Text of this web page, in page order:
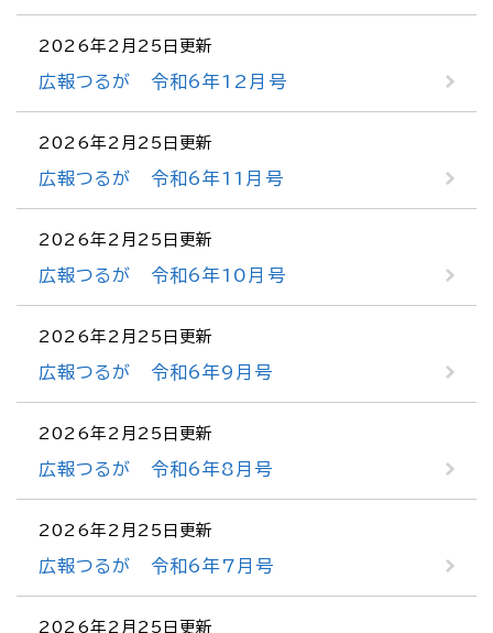
2026年2月25日更新
広報つるが 令和6年12月号
2026年2月25日更新
広報つるが 令和6年11月号
2026年2月25日更新
広報つるが 令和6年10月号
2026年2月25日更新
広報つるが 令和6年9月号
2026年2月25日更新
広報つるが 令和6年8月号
2026年2月25日更新
広報つるが 令和6年7月号
2026年2月25日更新